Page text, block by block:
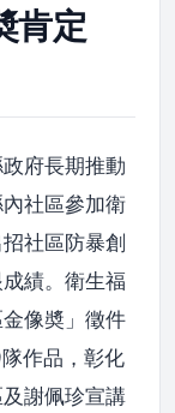
肯定
府長期推動
社區參加衛
社區防暴創
績。衛生福
像奬」徵件
作品，彰化
謝佩珍宣講